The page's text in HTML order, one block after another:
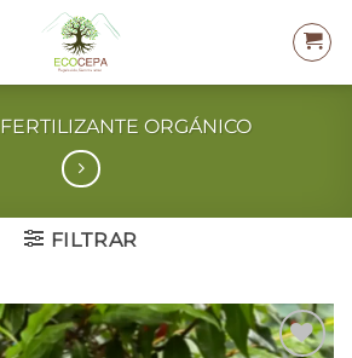
FERTILIZANTE ORGÁNICO
FILTRAR